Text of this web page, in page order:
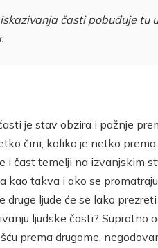
časti pobuđuje tu
je stav obzira i pažnje
čini, koliko je netko
i čast temelji na izvanjskim
kao takva i ako se
druge ljude će se lako
ljudske časti? Suprotno
prema drugome,